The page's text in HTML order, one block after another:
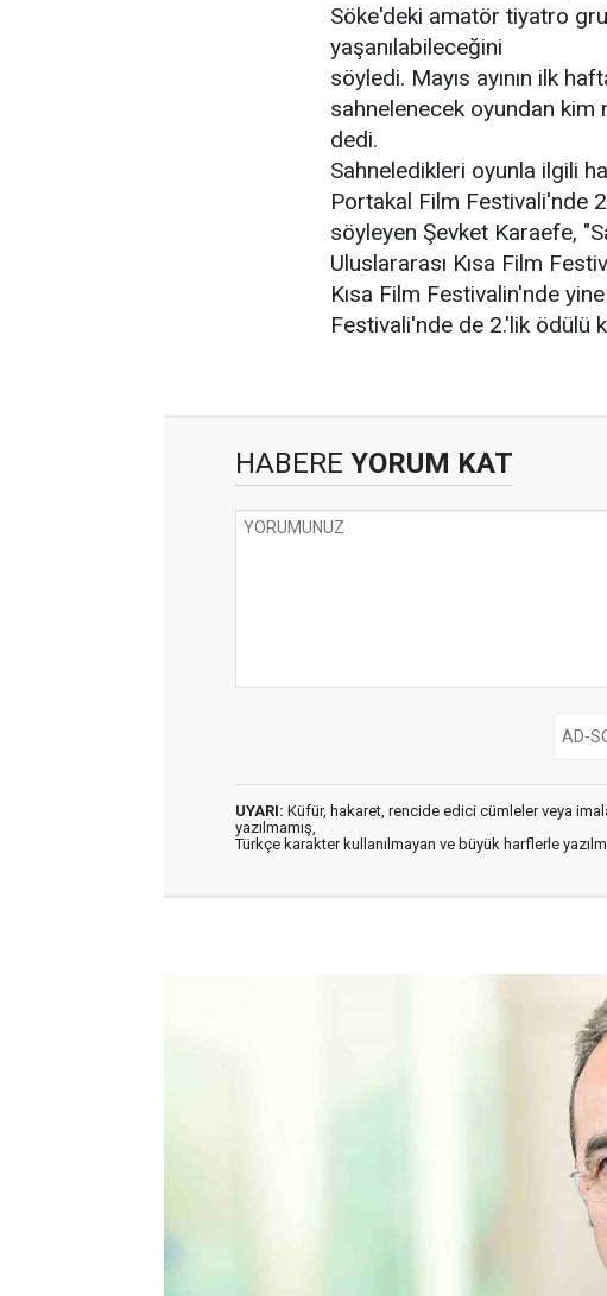
Söke'deki amatör tiyatro
yaşanılabileceğini
söyledi. Mayıs ayının ilk
sahnelenecek oyundan kim
dedi.
Sahneledikleri oyunla ilgili
Portakal Film Festivali'nde
söyleyen Şevket Karaefe,
Uluslararası Kısa Film
Kısa Film Festivalin'nde
Festivali'nde de 2.'lik ödülü
HABERE YORUM KAT
UYARI: Küfür, hakaret, rencide edici cümleler veya
yazılmamış,
Türkçe karakter kullanılmayan ve büyük harflerle